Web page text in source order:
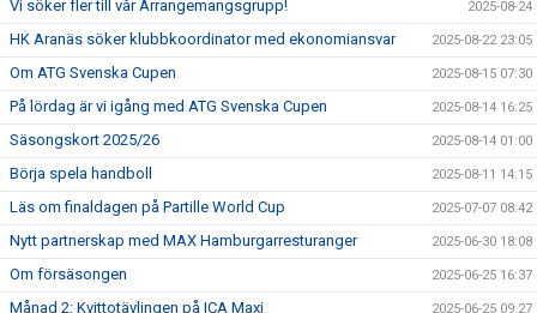
Vi söker fler till vår Arrangemangsgrupp! 2025-08-24
HK Aranäs söker klubbkoordinator med ekonomiansvar 2025-08-22 23:05
Om ATG Svenska Cupen 2025-08-15 07:30
På lördag är vi igång med ATG Svenska Cupen 2025-08-14 16:25
Säsongskort 2025/26 2025-08-14 01:00
Börja spela handboll 2025-08-11 14:15
Läs om finaldagen på Partille World Cup 2025-07-07 08:42
Nytt partnerskap med MAX Hamburgarresturanger 2025-06-30 18:08
Om försäsongen 2025-06-25 16:37
Månad 2: Kvittotävlingen på ICA Maxi 2025-06-25 09:27